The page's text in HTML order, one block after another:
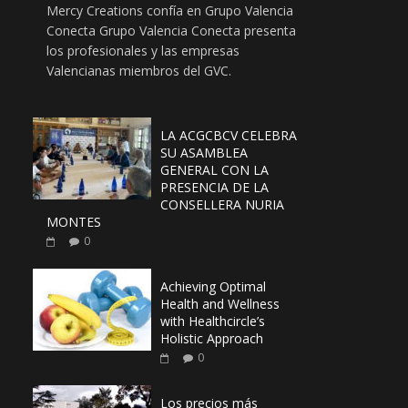
Mercy Creations confía en Grupo Valencia
Conecta Grupo Valencia Conecta presenta
los profesionales y las empresas
Valencianas miembros del GVC.
LA ACGCBCV CELEBRA
SU ASAMBLEA
GENERAL CON LA
PRESENCIA DE LA
CONSELLERA NURIA
MONTES
0
Achieving Optimal
Health and Wellness
with Healthcircle’s
Holistic Approach
0
Los precios más